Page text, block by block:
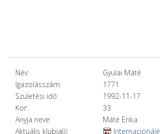
Név:
Gyulai Máté
Igazolásszám:
1771
Születési idő:
1992-11-17
Kor:
33
Anyja neve:
Máté Erika
Aktuális klubja(i):
Internacionálé